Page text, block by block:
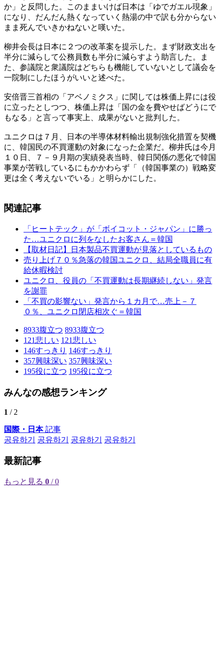
か」と反問した。このままいけば日本は「ゆでガエル現象」
になり、だんだん熱くなっていく熱湯の中で訳も分からない
まま死んでいきかねないと嘆いた。
柳井会長は日本に２つの改革案を提示した。まず財政支出を
半分に減らして公務員数も半分に減らすよう助言した。ま
た、参議院と衆議院はどちらも機能していないとして議会を
一院制にしたほうがいいと述べた。
安倍晋三首相の「アベノミクス」に関しては株価上昇には役
に立ったとしつつ、株価上昇は「国の金を費やせばどうにで
もなる」と言って事実上、成果がないと批判した。
ユニクロは７月、日本の半導体材料輸出規制強化措置を契機
に、韓国民の不買運動の対象になった企業だ。柳井氏は今月
１０日、７－９月期の実績発表当時、韓日関係の悪化で韓国
事業が苦戦しているにもかかわらず「（韓国事業の）戦略変
更は全く考えないでいる」と明らかにした。
関連記事
「ヒートテック」が「ボイコット・ジャパン」に勝っ
た…ユニクロに列をなしたお客さん＝韓国
【取材日記】日本製品不買運動が見落としているもの
売り上げ７０％急落の韓国ユニクロ、結局全職員に有
給休暇検討
ユニクロ、役員の「不買運動は長期継続しない」発言
を謝罪
「不買の影響ない」発言から１カ月で…売上－７
０％、ユニクロ閉店相次ぐ＝韓国
8933腹立つ 8933腹立つ
121悲しい 121悲しい
146すっきり 146すっきり
357興味深い 357興味深い
195役に立つ 195役に立つ
みんなの感想ランキング
1 / 2
国際・日本記事
공유하기
공유하기 공유하기 공유하기
最新記事
もっと見る 0 / 0